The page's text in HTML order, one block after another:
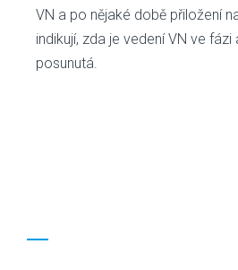
VN a po nějaké době přiložení
indikují, zda je vedení VN ve
posunutá.